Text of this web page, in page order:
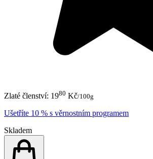
Zlaté členství: 1980 Kč/100g
Ušetříte 10 % s věrnostním programem
Skladem